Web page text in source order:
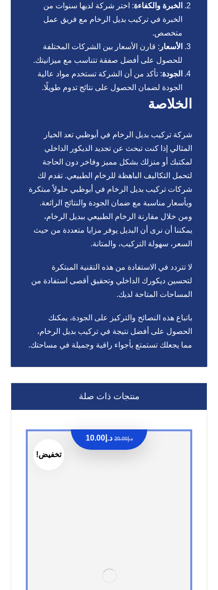
الخبرة والكفاءة: اختر شركة لديها سنوات من
الخبرة في تركيب بديل الرخام مع فريق عمل
متخصص.
الأسعار : قارن الأسعار بين الشركات المختلفة
للحصول على أفضل صفقة تتناسب مع ميزانيتك.
الجودة: تأكد من أن الشركة تستخدم مواد عالية
الجودة لضمان الحصول على نتائج تدوم طويلًا.
الخلاصة
شركة تركيب بديل الرخام في أبوظبي تعد الخيار
المثالي إذا كنت تبحث عن تجديد الديكور الداخلي
لمكتبك أو منزلك بشكل مميز وفاخر دون الحاجة
لتحمل التكاليف الباهظة للرخام الطبيعي. تقدم لك
شركات تركيب بديل الرخام في أبوظبي حلولاً مبتكرة
وبأسعار مناسبة مع ضمان الجودة والنتائج الرائعة.
ومن خلال مقارنة الرخام الطبيعي ببديل الرخام،
يمكننا أن نرى أن البديل يوفر مزايا متعددة من حيث
السعر، سهولة التركيب، والمتانة.
لا تتردد في الاستفادة من هذه التقنية المبتكرة
لتحسين ديكورك الداخلي وتحقيق أقصى استفادة من
المساحات المتاحة لديك.
باتباع هذه النصائح والتركيز على الجودة، يمكنك
الحصول على أفضل نتيجة في تركيب بديل الرخام،
مما يجعلك تستمتع بأجواء راقية وجميلة في مساحتك.
منتجات ذات صلة
تخفيض!
د.إ20.00 د.إ10.00